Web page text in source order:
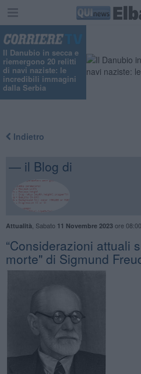
Il Danubio in secca e
riemergono 20 relitti
di navi naziste: le
incredibili immagini
dalla Serbia
Indietro
— il Blog di
Attualità Sabato 11 Novembre 2023ore 08:00
​“Considerazioni attuali
morte" di Sigmund